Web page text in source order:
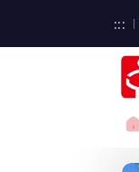
:::